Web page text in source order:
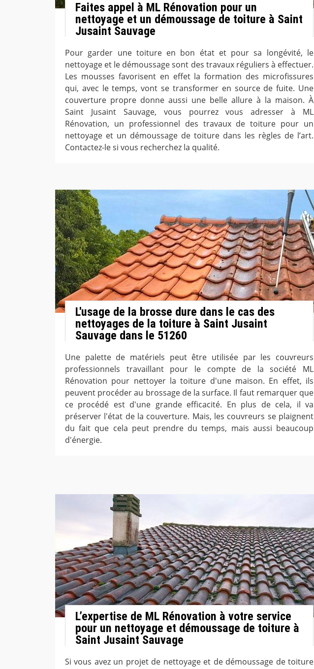
Faites appel à ML Rénovation pour un
nettoyage et un démoussage de toiture à Saint
Jusaint Sauvage
Pour garder une toiture en bon état et pour sa longévité, le
nettoyage et le démoussage sont des travaux réguliers à effectuer.
Les mousses favorisent en effet la formation des microfissures
qui, avec le temps, vont se transformer en source de fuite. Une
couverture propre donne aussi une belle allure à la maison. À
Saint Jusaint Sauvage, vous pourrez vous adresser à ML
Rénovation, un professionnel des travaux de toiture pour un
nettoyage et un démoussage de toiture dans les règles de l’art.
Contactez-le si vous recherchez la qualité.
L'usage de la brosse dure dans le cas des
nettoyages de la toiture à Saint Jusaint
Sauvage dans le 51260
Une palette de matériels peut être utilisée par les couvreurs
professionnels travaillant pour le compte de la société ML
Rénovation pour nettoyer la toiture d'une maison. En effet, ils
peuvent procéder au brossage de la surface. Il faut remarquer que
ce procédé est d'une grande efficacité. En plus de cela, il va
préserver l'état de la couverture. Mais, les couvreurs se plaignent
du fait que cela peut prendre du temps, mais aussi beaucoup
d'énergie.
L’expertise de ML Rénovation à votre service
pour un nettoyage et démoussage de toiture à
Saint Jusaint Sauvage
Si vous avez un projet de nettoyage et de démoussage de toiture